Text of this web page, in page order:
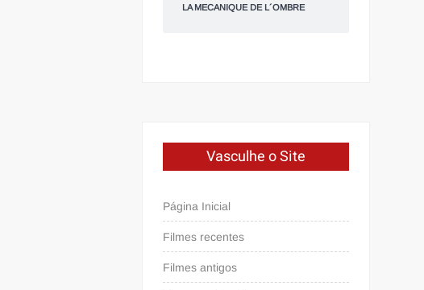
LA MECANIQUE DE L´OMBRE
Vasculhe o Site
Página Inicial
Filmes recentes
Filmes antigos